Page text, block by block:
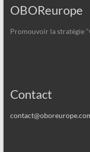
OBOReurope
Promouvoir la stratégie
Contact